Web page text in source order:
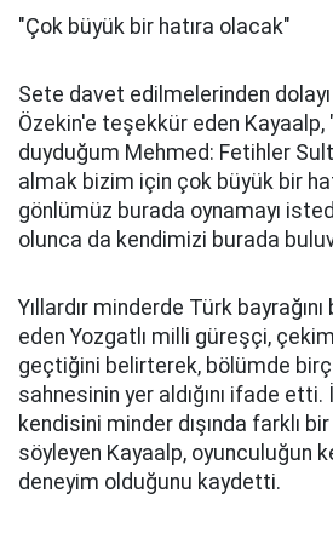
"Çok büyük bir hatıra olacak"
Sete davet edilmelerinden dolayı
Özekin'e teşekkür eden Kayaalp,
duyduğum Mehmed: Fetihler
almak bizim için çok büyük bir
gönlümüz burada oynamayı
olunca da kendimizi burada
Yıllardır minderde Türk
eden Yozgatlı milli güreşçi,
geçtiğini belirterek, bölümde
sahnesinin yer aldığını ifade
kendisini minder dışında farklı
söyleyen Kayaalp, oyunculuğun
deneyim olduğunu kaydetti.